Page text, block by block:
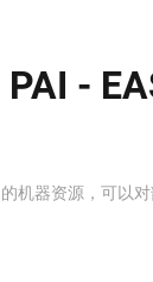
-
机器资源，可以